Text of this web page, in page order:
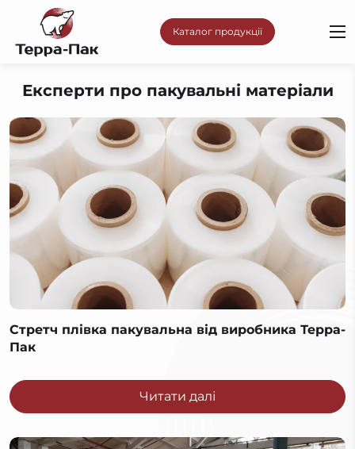
Каталог продукції
Експерти про пакувальні матеріали
Стретч плівка пакувальна від виробника Терра-
Пак
Читати далі